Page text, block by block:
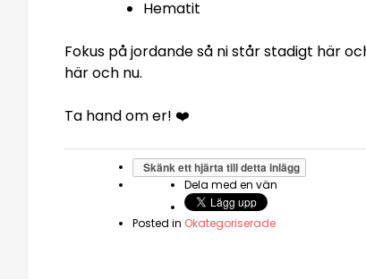
Hematit
Fokus på jordande så ni står stadigt här
här och nu.
Ta hand om er! ❤️
Skänk ett hjärta till detta inlägg
Dela med en vän
Posted in Okategoriserade